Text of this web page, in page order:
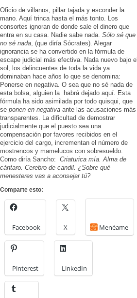
Oficio de villanos, pillar tajada y esconder la
mano. Aquí trinca hasta el más tonto. Los
consortes ignoran de donde sale el dinero que
entra en su casa. Nadie sabe nada. Sólo sé que
no sé nada, (que diría Sócrates). Alegar
ignorancia se ha convertido en la fórmula de
escape judicial más efectiva. Nada nuevo bajo el
sol, los delincuentes de toda la vida ya
dominaban hace años lo que se denomina:
Ponerse en negativa. O sea que no sé nada de
esta bolsa, alguien la habrá dejado aquí. Esta
fórmula ha sido asimilada por todo quisqui, que
se ponen en negativa ante las acusaciones más
transparentes. La dificultad de demostrar
judicialmente que el puesto sea una
compensación por favores recibidos en el
ejercicio del cargo, incrementan el número de
mostrencos y mamelucos con sobresueldo.
Como diría Sancho: Criaturica mía. Alma de
cántaro. Cerebro de candil. ¿Sobre qué
menesteres vas a aconsejar tú?
Comparte esto:
Facebook X Menéame
Pinterest LinkedIn